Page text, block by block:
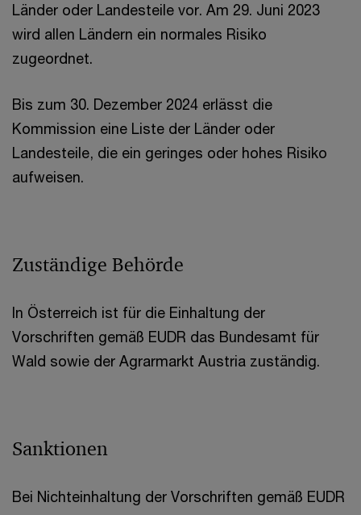
Länder oder Landesteile vor. Am 29. Juni 2023
wird allen Ländern ein normales Risiko
zugeordnet.
Bis zum 30. Dezember 2024 erlässt die
Kommission eine Liste der Länder oder
Landesteile, die ein geringes oder hohes Risiko
aufweisen.
Zuständige Behörde
In Österreich ist für die Einhaltung der
Vorschriften gemäß EUDR das Bundesamt für
Wald sowie der Agrarmarkt Austria zuständig.
Sanktionen
Bei Nichteinhaltung der Vorschriften gemäß EUDR